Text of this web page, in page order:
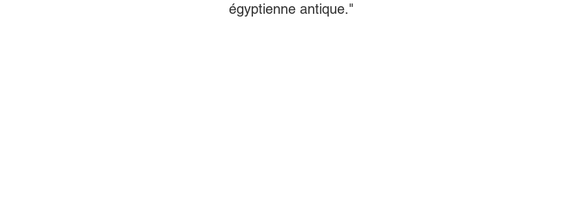
égyptienne antique."